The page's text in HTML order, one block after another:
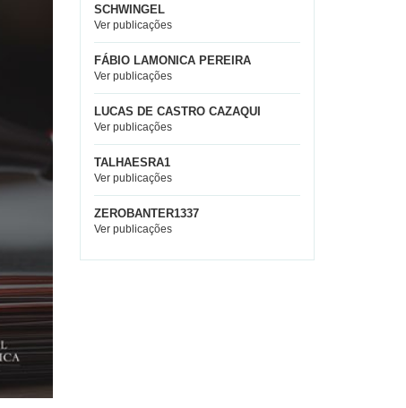
SCHWINGEL
Ver publicações
FÁBIO LAMONICA PEREIRA
Ver publicações
LUCAS DE CASTRO CAZAQUI
Ver publicações
TALHAESRA1
Ver publicações
ZEROBANTER1337
Ver publicações